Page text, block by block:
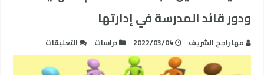
ودور قائد المدرسة في إدارتها
مها راجح الشريف 2022/03/04 دراسات التعليقات
تحديات
تفعيل